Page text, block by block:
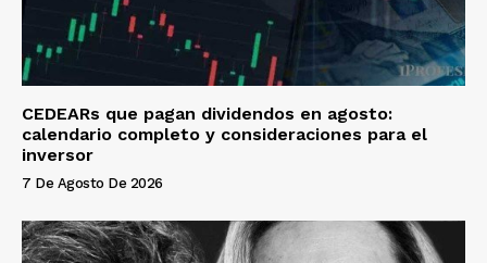
CEDEARs que pagan dividendos en agosto:
calendario completo y consideraciones para el
inversor
7 De Agosto De 2026